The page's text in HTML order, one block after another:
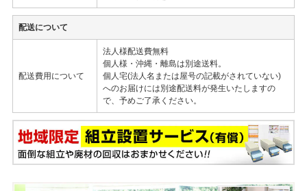
配送について
配送費用について
法人様配送費無料
個人様・沖縄・離島は別途送料。
個人宅(法人名または屋号の記載がされていない)
へのお届けには別途配送料が発生いたしますの
で、予めご了承ください。